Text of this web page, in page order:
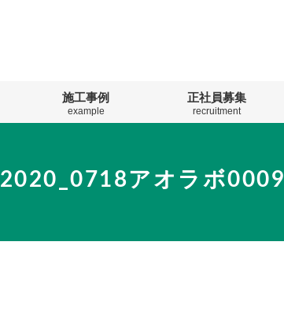
施工事例
example
正社員募集
recruitment
2020_0718アオラボ0009